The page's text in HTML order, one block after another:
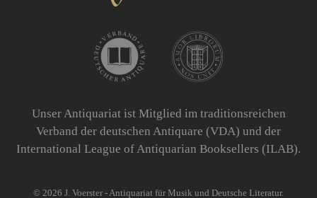
Unser Antiquariat ist Mitglied im traditionsreichen
Verband der deutschen Antiquare (VDA) und der
International League of Antiquarian Booksellers (ILAB).
© 2026 J. Voerster - Antiquariat für Musik und Deutsche Literatur.